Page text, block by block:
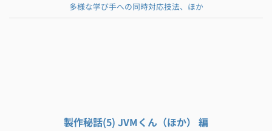
多様な学び手への同時対応技法、ほか
製作秘話(5) JVMくん（ほか） 編